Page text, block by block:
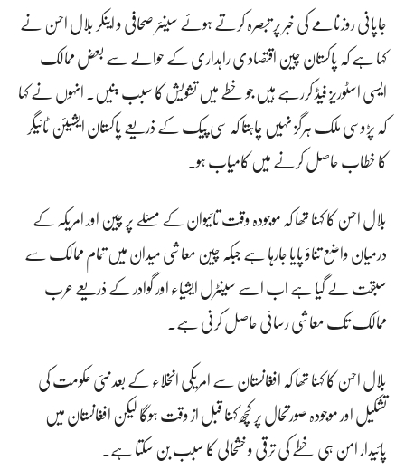
جاپانی روزنامے کی خبر پر تبصرہ کرتے ہوئے سینئر صحافی و اینکر بلال احسن نے
کہا ہے کہ پاکستان چین اقتصادی راہداری کے حوالے سے بعض ممالک
ایسی اسٹوریز فیڈ کررہے ہیں جو خطے میں تشویش کا سبب بنیں۔ انہوں نے کہا
کہ پڑوسی ملک ہرگز نہیں چاہتا کہ سی پیک کے ذریعے پاکستان ایشیئن ٹائیگر
کا خطاب حاصل کرنے میں کامیاب ہو۔
بلال احسن کا کہنا تھا کہ موجودہ وقت تائیوان کے مسئلے پر چین اور امریکہ کے
درمیان واضع تناؤ پایا جارہا ہے جبکہ چین معاشی میدان میں تمام ممالک سے
سبقت لے گیا ہے اب اسے سینٹرل ایشیاء اور گوادر کے ذریعے عرب
ممالک تک معاشی رسائی حاصل کرنی ہے۔
بلال احسن کا کہنا تھا کہ افغانستان سے امریکی انخلاء کے بعد نئی حکومت کی
تشکیل اور موجودہ صورتحال پر کچھ کہنا قبل از وقت ہوگا لیکن افغانستان میں
پائیدار امن ہی خطے کی ترقی و خشحالی کا سبب بن سکتا ہے۔